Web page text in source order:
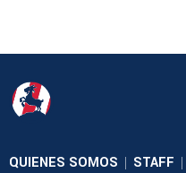
QUIENES SOMOS | STAFF |